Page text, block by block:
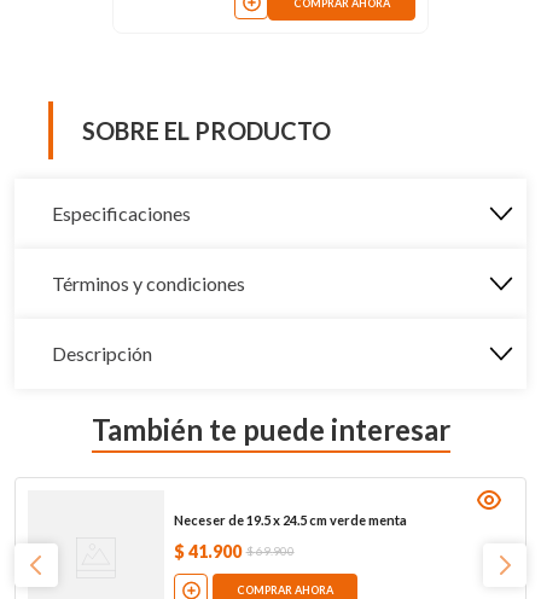
COMPRAR AHORA
SOBRE EL PRODUCTO
Especificaciones
Términos y condiciones
Descripción
También te puede interesar
Neceser de 19.5 x 24.5 cm verde menta
$ 41.900 $69.900
COMPRAR AHORA